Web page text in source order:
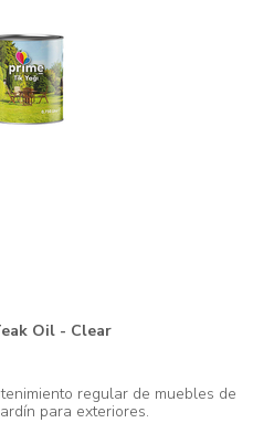
Oil - Clear
regular de muebles de